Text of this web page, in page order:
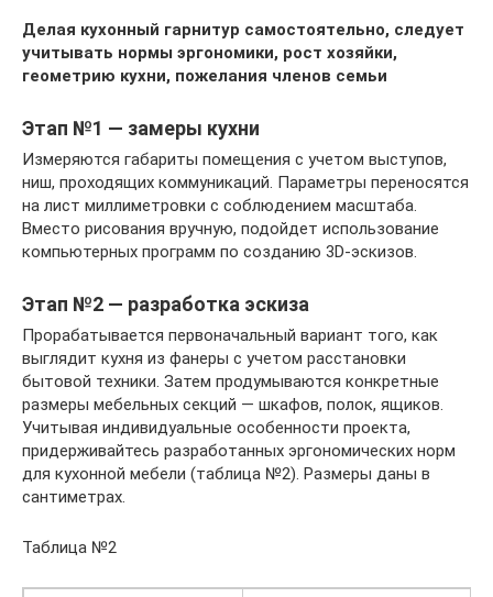
Делая кухонный гарнитур самостоятельно, следует
учитывать нормы эргономики, рост хозяйки,
геометрию кухни, пожелания членов семьи
Этап №1 — замеры кухни
Измеряются габариты помещения с учетом выступов,
ниш, проходящих коммуникаций. Параметры переносятся
на лист миллиметровки с соблюдением масштаба.
Вместо рисования вручную, подойдет использование
компьютерных программ по созданию 3D-эскизов.
Этап №2 — разработка эскиза
Прорабатывается первоначальный вариант того, как
выглядит кухня из фанеры с учетом расстановки
бытовой техники. Затем продумываются конкретные
размеры мебельных секций — шкафов, полок, ящиков.
Учитывая индивидуальные особенности проекта,
придерживайтесь разработанных эргономических норм
для кухонной мебели (таблица №2). Размеры даны в
сантиметрах.
Таблица №2